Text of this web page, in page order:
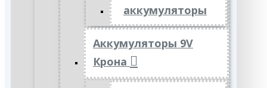
аккумуляторы
Аккумуляторы 9V
Крона